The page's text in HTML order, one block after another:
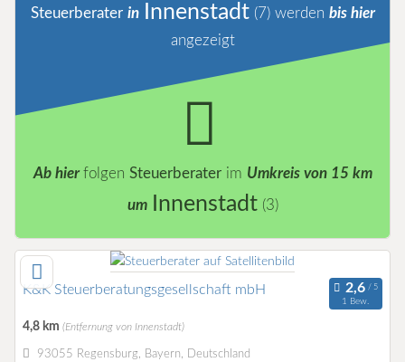
Steuerberater in Innenstadt (7)werden bis hier
angezeigt
Ab hierfolgen Steuerberaterim Umkreis von 15 km
um Innenstadt (3)
K&K Steuerberatungsgesellschaft mbH
1 Bew.
4,8 km (Entfernung von Innenstadt)
93055 Regensburg, Bayern, Deutschland